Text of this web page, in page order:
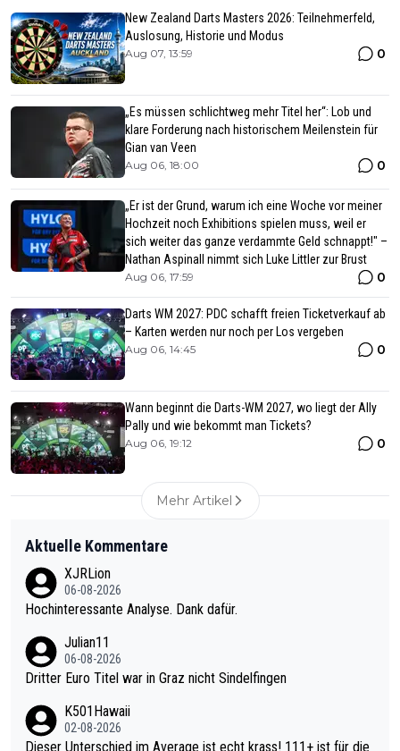
New Zealand Darts Masters 2026: Teilnehmerfeld,
Auslosung, Historie und Modus
Aug 07, 13:59 0
„Es müssen schlichtweg mehr Titel her“: Lob und
klare Forderung nach historischem Meilenstein für
Gian van Veen
Aug 06, 18:00 0
„Er ist der Grund, warum ich eine Woche vor meiner
Hochzeit noch Exhibitions spielen muss, weil er
sich weiter das ganze verdammte Geld schnappt!" –
Nathan Aspinall nimmt sich Luke Littler zur Brust
Aug 06, 17:59 0
Darts WM 2027: PDC schafft freien Ticketverkauf ab
– Karten werden nur noch per Los vergeben
Aug 06, 14:45 0
Wann beginnt die Darts-WM 2027, wo liegt der Ally
Pally und wie bekommt man Tickets?
Aug 06, 19:12 0
Mehr Artikel
Aktuelle Kommentare
XJRLion
06-08-2026
Hochinteressante Analyse. Dank dafür.
Julian11
06-08-2026
Dritter Euro Titel war in Graz nicht Sindelfingen
K501Hawaii
02-08-2026
Dieser Unterschied im Average ist echt krass! 111+ ist für die